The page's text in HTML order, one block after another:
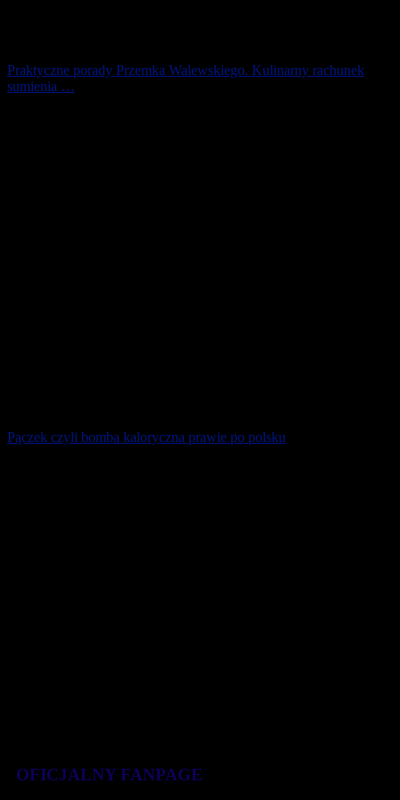
Praktyczne porady Przemka Walewskiego. Kulinarny rachunek
sumienia …
Pączek czyli bomba kaloryczna prawie po polsku
OFICJALNY FANPAGE